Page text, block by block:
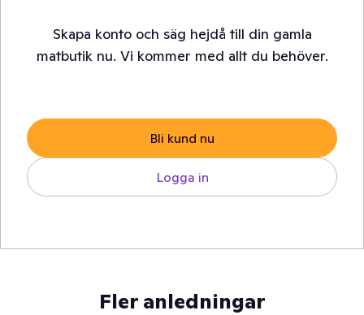
Skapa konto och säg hejdå till din gamla
matbutik nu. Vi kommer med allt du behöver.
Bli kund nu
Logga in
Fler anledningar